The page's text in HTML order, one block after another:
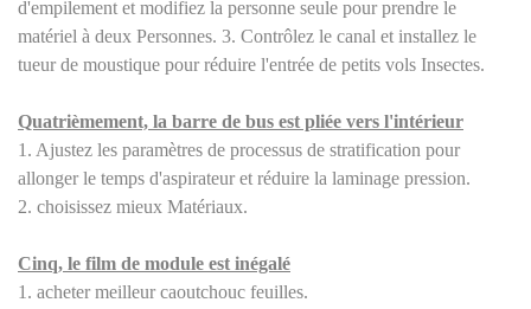
d'empilement et modifiez la personne seule pour prendre le
matériel à deux Personnes. 3. Contrôlez le canal et installez le
tueur de moustique pour réduire l'entrée de petits vols Insectes.
Quatrièmement, la barre de bus est pliée vers l'intérieur
1. Ajustez les paramètres de processus de stratification pour
allonger le temps d'aspirateur et réduire la laminage pression.
2. choisissez mieux Matériaux.
Cinq, le film de module est inégalé
1. acheter meilleur caoutchouc feuilles.